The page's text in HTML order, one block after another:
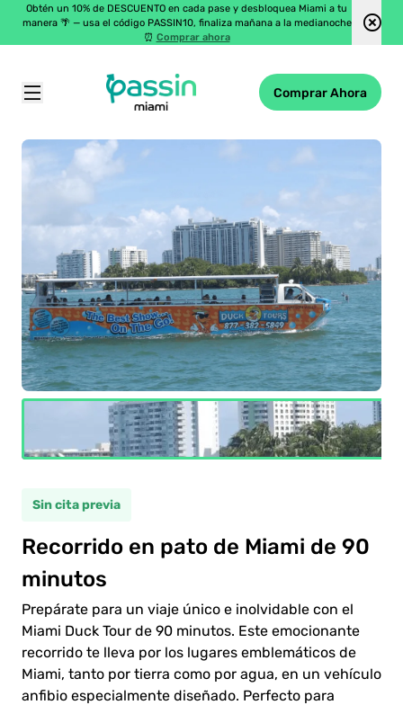
Obtén un 10% de DESCUENTO en cada pase y desbloquea Miami a tu
manera 🌴 — usa el código PASSIN10, finaliza mañana a la medianoche
⏰ Comprar ahora
Comprar Ahora
Passin Miami Atracciones
Sin cita previa
Recorrido en pato de Miami de 90
minutos
Prepárate para un viaje único e inolvidable con el
Miami Duck Tour de 90 minutos. Este emocionante
recorrido te lleva por los lugares emblemáticos de
Miami, tanto por tierra como por agua, en un vehículo
anfibio especialmente diseñado. Perfecto para
(12+)
(5-11)
0.00$
0.00$